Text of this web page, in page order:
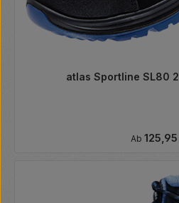
atlas Sportline SL80
Regulärer
Ab